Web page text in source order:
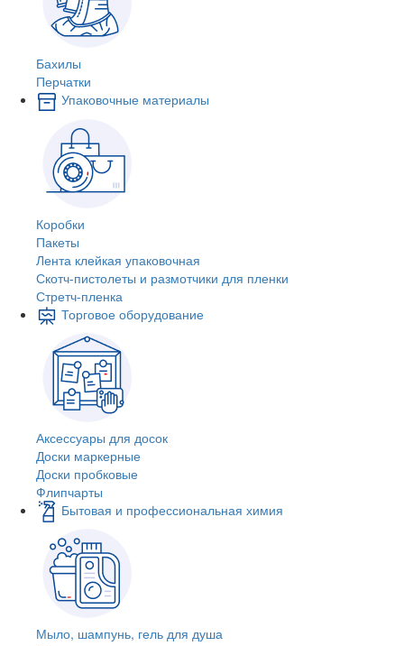
Бахилы
Перчатки
Упаковочные материалы
Коробки
Пакеты
Лента клейкая упаковочная
Скотч-пистолеты и размотчики для пленки
Стретч-пленка
Торговое оборудование
Аксессуары для досок
Доски маркерные
Доски пробковые
Флипчарты
Бытовая и профессиональная химия
Мыло, шампунь, гель для душа